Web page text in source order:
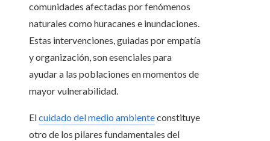
comunidades afectadas por fenómenos
naturales como huracanes e inundaciones.
Estas intervenciones, guiadas por empatía
y organización, son esenciales para
ayudar a las poblaciones en momentos de
mayor vulnerabilidad.
Elcuidado del medio ambienteconstituye
otro de los pilares fundamentales del